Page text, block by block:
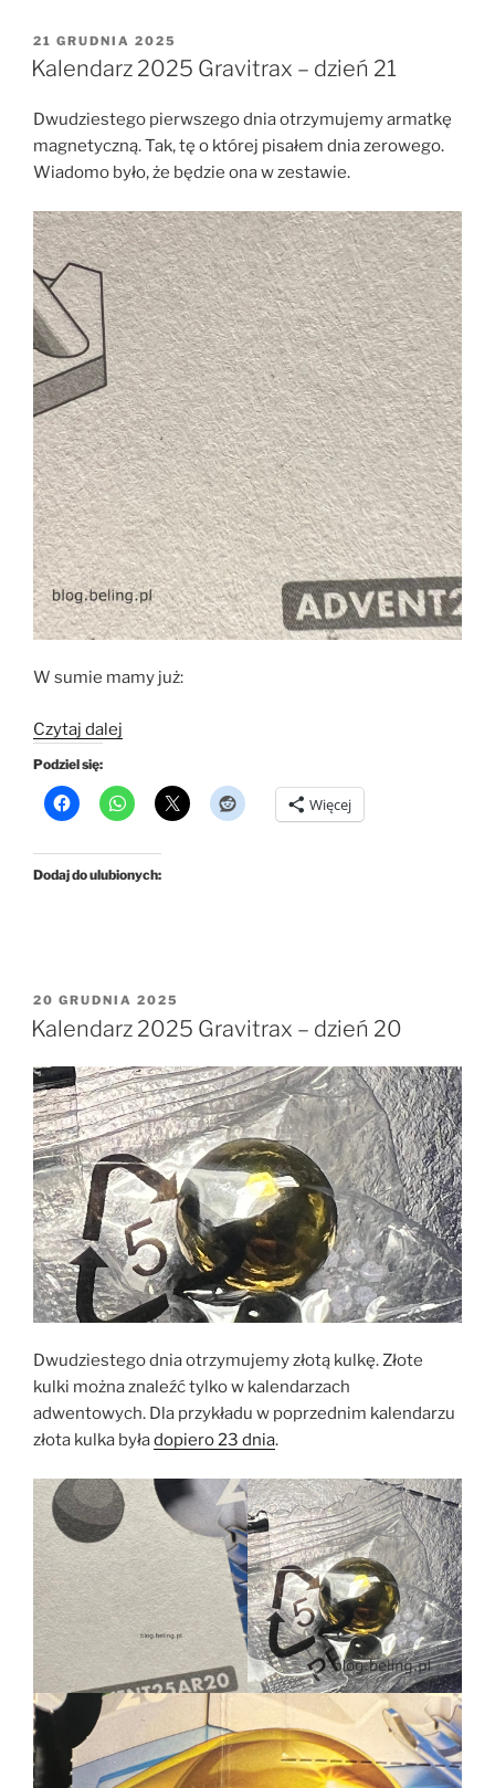
OPUBLIKOWANE
W
21 GRUDNIA 2025
Kalendarz 2025 Gravitrax – dzień 21
Dwudziestego pierwszego dnia otrzymujemy armatkę
magnetyczną. Tak, tę o której pisałem dnia zerowego.
Wiadomo było, że będzie ona w zestawie.
W sumie mamy już:
Czytaj dalej
Gravitrax
–
21”
Podziel się:
Więcej
Dodaj do ulubionych:
OPUBLIKOWANE
W
20 GRUDNIA 2025
Kalendarz 2025 Gravitrax – dzień 20
Dwudziestego dnia otrzymujemy złotą kulkę. Złote
kulki można znaleźć tylko w kalendarzach
adwentowych. Dla przykładu w poprzednim kalendarzu
złota kulka byładopiero 23 dnia.